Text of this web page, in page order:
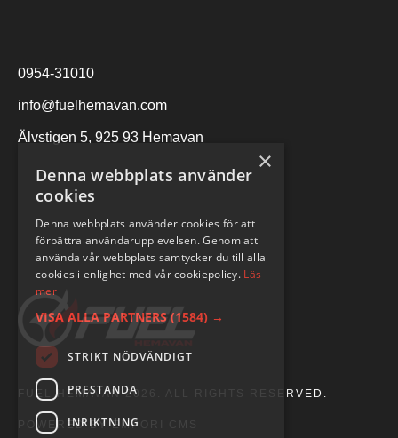
0954-31010
info@fuelhemavan.com
Älvstigen 5, 925 93 Hemavan
FUEL HEMAVAN 2026. ALL RIGHTS RESERVED.
POWERED BY EMPORI CMS
×
Denna webbplats använder
cookies
Denna webbplats använder cookies för att
förbättra användarupplevelsen. Genom att
använda vår webbplats samtycker du till alla
cookies i enlighet med vår cookiepolicy. Läs
mer
VISA ALLA PARTNERS (1584) →
STRIKT NÖDVÄNDIGT
PRESTANDA
INRIKTNING